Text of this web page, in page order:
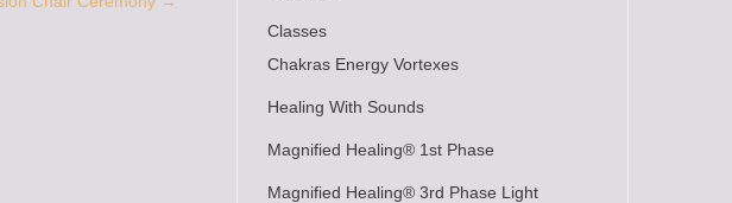
Classes
Chakras Energy Vortexes
Healing With Sounds
Magnified Healing® 1st Phase
Magnified Healing® 3rd Phase Light